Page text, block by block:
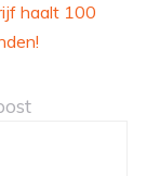
haalt 100